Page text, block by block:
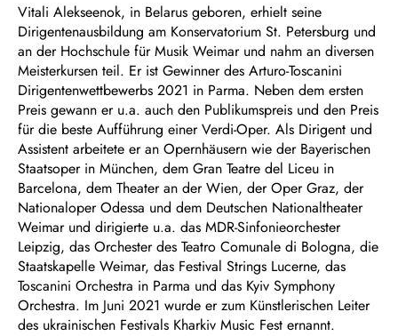
Vitali Alekseenok, in Belarus geboren, erhielt seine
Dirigentenausbildung am Konservatorium St. Petersburg und
an der Hochschule für Musik Weimar und nahm an diversen
Meisterkursen teil. Er ist Gewinner des Arturo-Toscanini
Dirigentenwettbewerbs 2021 in Parma. Neben dem ersten
Preis gewann er u.a. auch den Publikumspreis und den Preis
für die beste Aufführung einer Verdi-Oper. Als Dirigent und
Assistent arbeitete er an Opernhäusern wie der Bayerischen
Staatsoper in München, dem Gran Teatre del Liceu in
Barcelona, dem Theater an der Wien, der Oper Graz, der
Nationaloper Odessa und dem Deutschen Nationaltheater
Weimar und dirigierte u.a. das MDR-Sinfonieorchester
Leipzig, das Orchester des Teatro Comunale di Bologna, die
Staatskapelle Weimar, das Festival Strings Lucerne, das
Toscanini Orchestra in Parma und das Kyiv Symphony
Orchestra. Im Juni 2021 wurde er zum Künstlerischen Leiter
des ukrainischen Festivals Kharkiv Music Fest ernannt.